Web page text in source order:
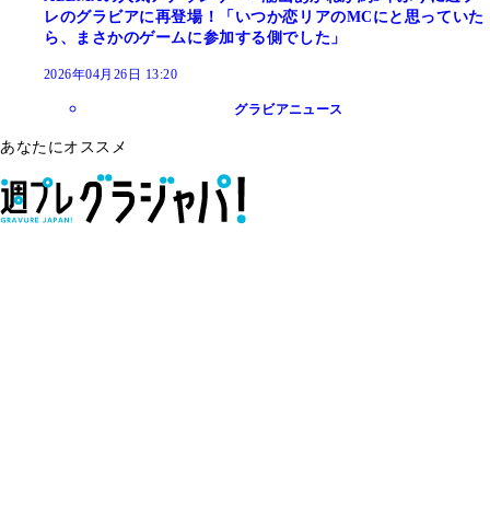
レのグラビアに再登場！「いつか恋リアのMCにと思っていた
ら、まさかのゲームに参加する側でした」
2026年04月26日 13:20
グラビアニュース
あなたにオススメ